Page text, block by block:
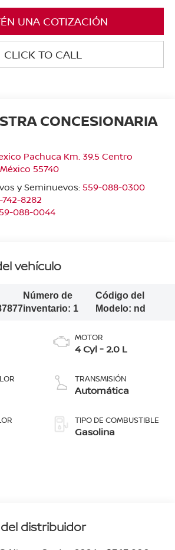
UNA COTIZACIÓN
CLICK TO CALL
CONCESIONARIA
Pachuca Km. 39.5 Centro
55740
y Seminuevos: 559-088-0300
8282
088-0044
vehículo
Número de
inventario: 1
Código del
Modelo: nd
MOTOR
4 Cyl - 2.0 L
TRANSMISIÓN
Automática
TIPO DE COMBUSTIBLE
Gasolina
distribuidor